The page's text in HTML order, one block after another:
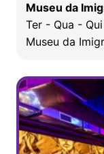
Museu da
Ter - Qua -
Museu da